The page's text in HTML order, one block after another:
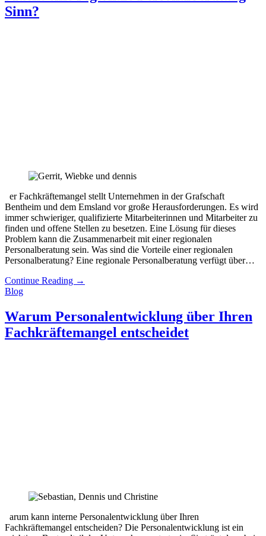
Sinn?
er Fachkräftemangel stellt Unternehmen in der Grafschaft
Bentheim und dem Emsland vor große Herausforderungen. Es wird
immer schwieriger, qualifizierte Mitarbeiterinnen und Mitarbeiter zu
finden und offene Stellen zu besetzen. Eine Lösung für dieses
Problem kann die Zusammenarbeit mit einer regionalen
Personalberatung sein. Was sind die Vorteile einer regionalen
Personalberatung? Eine regionale Personalberatung verfügt über…
Continue Reading →
Blog
Warum Personalentwicklung über Ihren
Fachkräftemangel entscheidet
arum kann interne Personalentwicklung über Ihren
Fachkräftemangel entscheiden? Die Personalentwicklung ist ein